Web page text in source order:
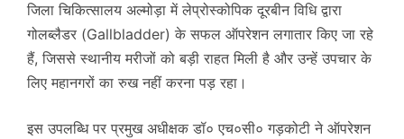
जिला चिकित्सालय अल्मोड़ा में लेप्रोस्कोपिक दूरबीन विधि द्वारा
गोलब्लैडर (Gallbladder) के सफल ऑपरेशन लगातार किए जा रहे
हैं, जिससे स्थानीय मरीजों को बड़ी राहत मिली है और उन्हें उपचार के
लिए महानगरों का रुख नहीं करना पड़ रहा।
इस उपलब्धि पर प्रमुख अधीक्षक डॉ० एच०सी० गड़कोटी ने ऑपरेशन